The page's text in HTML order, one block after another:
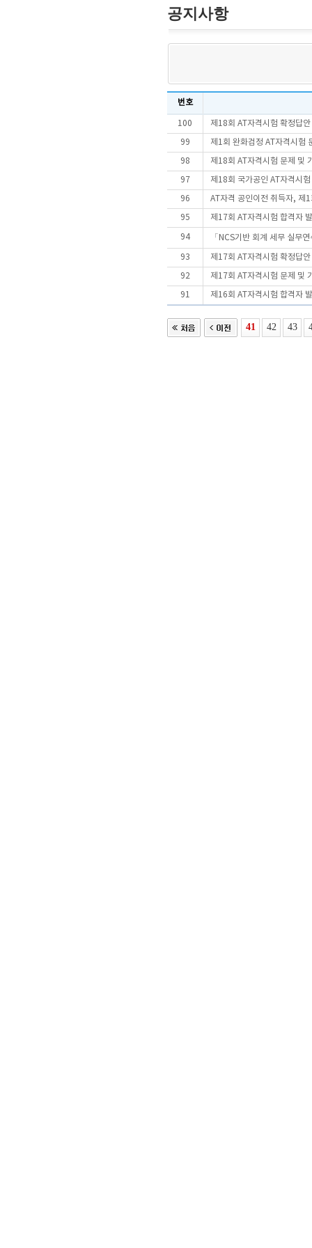
공지사항
번호
100 제18회 AT자격시험 확정답
99 제1회 완화검정 AT자격시험
98 제18회 AT자격시험 문제 및
97 제18회 국가공인 AT자격시
96 AT자격 공인이전 취득자, 제
95 제17회 AT자격시험 합격자
94 「NCS기반 회계 세무 실무
93 제17회 AT자격시험 확정답
92 제17회 AT자격시험 문제 및
91 제16회 AT자격시험 합격자
41 42 43